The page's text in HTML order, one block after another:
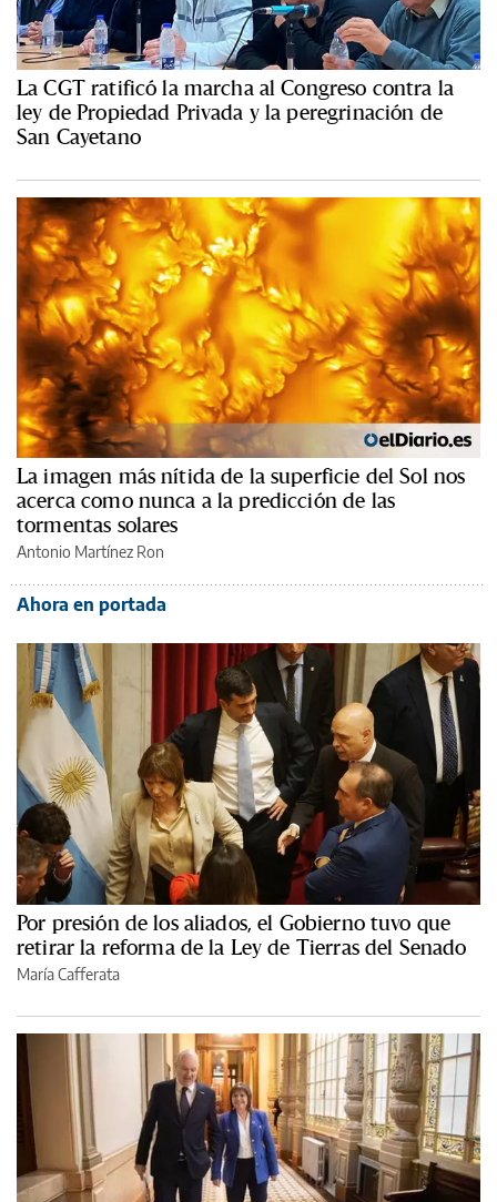
La CGT ratificó la marcha al Congreso contra la
ley de Propiedad Privada y la peregrinación de
San Cayetano
La imagen más nítida de la superficie del Sol nos
acerca como nunca a la predicción de las
tormentas solares
Antonio Martínez Ron
Ahora en portada
Por presión de los aliados, el Gobierno tuvo que
retirar la reforma de la Ley de Tierras del Senado
María Cafferata